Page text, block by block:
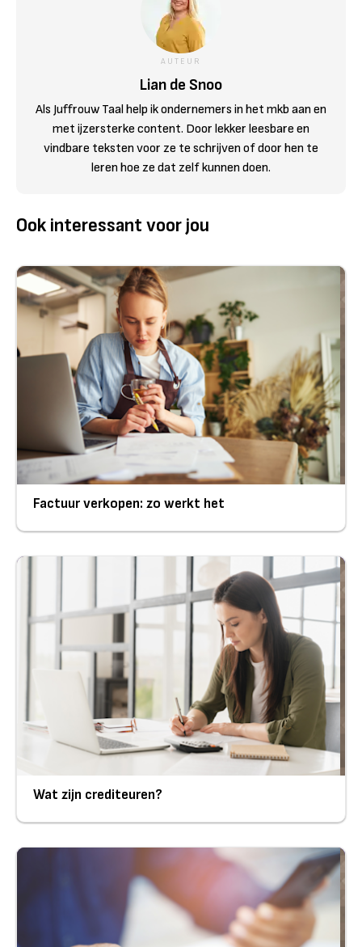
AUTEUR
Lian de Snoo
Als Juffrouw Taal help ik ondernemers in het mkb aan en
met ijzersterke content. Door lekker leesbare en
vindbare teksten voor ze te schrijven of door hen te
leren hoe ze dat zelf kunnen doen.
Ook interessant voor jou
Factuur verkopen: zo werkt het
Wat zijn crediteuren?